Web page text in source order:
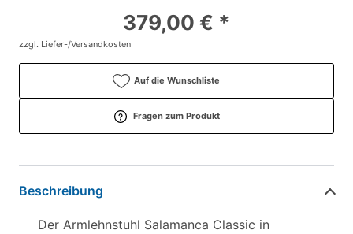
379,00 € *
zzgl. Liefer-/Versandkosten
Auf die Wunschliste
Fragen zum Produkt
Beschreibung
Der Armlehnstuhl Salamanca Classic in